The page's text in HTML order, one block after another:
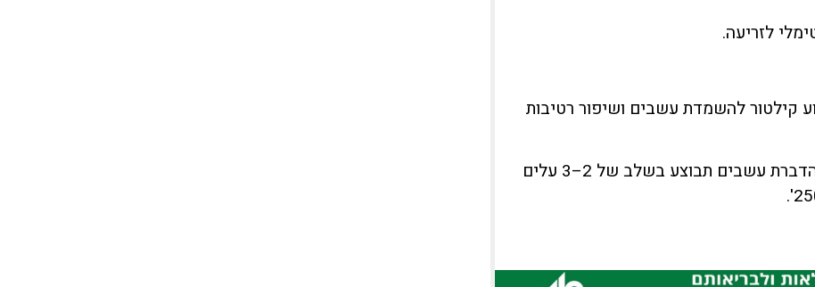
לזריעה.
קילטור להשמדת עשבים ושיפור רטיבות
הזריעה מתבצעת בקרקע רטובה .הדברת עשבים תבוצע בשלב של 2–3 עלים